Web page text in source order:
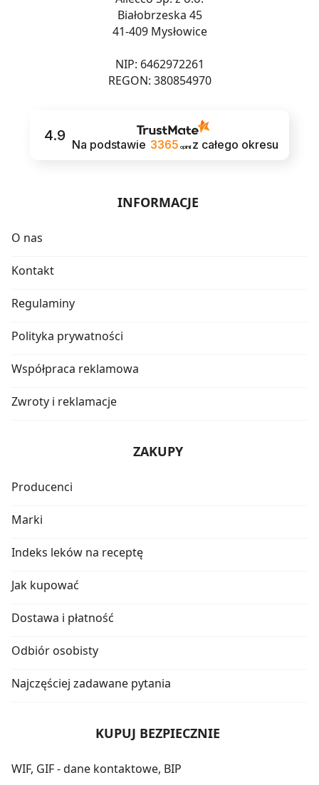
Białobrzeska 45
41-409 Mysłowice
NIP: 6462972261
REGON: 380854970
4.9
Na podstawie 3365 opinii z całego okresu
INFORMACJE
O nas
Kontakt
Regulaminy
Polityka prywatności
Współpraca reklamowa
Zwroty i reklamacje
ZAKUPY
Producenci
Marki
Indeks leków na receptę
Jak kupować
Dostawa i płatność
Odbiór osobisty
Najczęściej zadawane pytania
KUPUJ BEZPIECZNIE
WIF, GIF - dane kontaktowe, BIP